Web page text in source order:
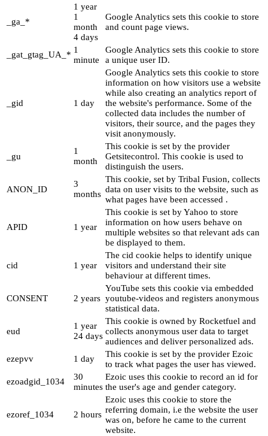
_ga_*
1 year
1
month
4 days
Google Analytics sets this cookie to store
and count page views.
_gat_gtag_UA_* 1
minute
Google Analytics sets this cookie to store
a unique user ID.
_gid 1 day
Google Analytics sets this cookie to store
information on how visitors use a website
while also creating an analytics report of
the website's performance. Some of the
collected data includes the number of
visitors, their source, and the pages they
visit anonymously.
_gu
1
month
This cookie is set by the provider
Getsitecontrol. This cookie is used to
distinguish the users.
ANON_ID
3
months
This cookie, set by Tribal Fusion, collects
data on user visits to the website, such as
what pages have been accessed .
APID 1 year
This cookie is set by Yahoo to store
information on how users behave on
multiple websites so that relevant ads can
be displayed to them.
cid 1 year
The cid cookie helps to identify unique
visitors and understand their site
behaviour at different times.
CONSENT 2 years
YouTube sets this cookie via embedded
youtube-videos and registers anonymous
statistical data.
eud
1 year
24 days
This cookie is owned by Rocketfuel and
collects anonymous user data to target
audiences and deliver personalized ads.
ezepvv
1 day
This cookie is set by the provider Ezoic
to track what pages the user has viewed.
ezoadgid_1034
30
minutes
Ezoic uses this cookie to record an id for
the user's age and gender category.
ezoref_1034 2 hours
Ezoic uses this cookie to store the
referring domain, i.e the website the user
was on, before he came to the current
website.